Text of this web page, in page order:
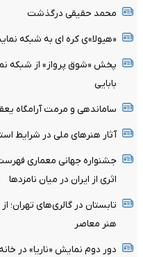
محمد حقیقی درگذشت
«هیولا»ی کره ای به شبکه
پخش «شوق پرواز» از شبکه
بابایی
ساماندهی و مرمت آرامگاه
آثار هنرهای ملی در شرایط
اثری از ایران در میان نامزدها
تابستان در گالری‌های تهران؛
هنر معاصر
دور دوم نمایش «ناریا» در خانه